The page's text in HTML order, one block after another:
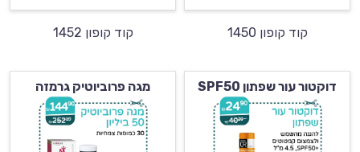
קוד קופון 1450 קוד קופון 1452
דוקטור עור שפתון SPF50 מגה פרוביוטיק גרמזה